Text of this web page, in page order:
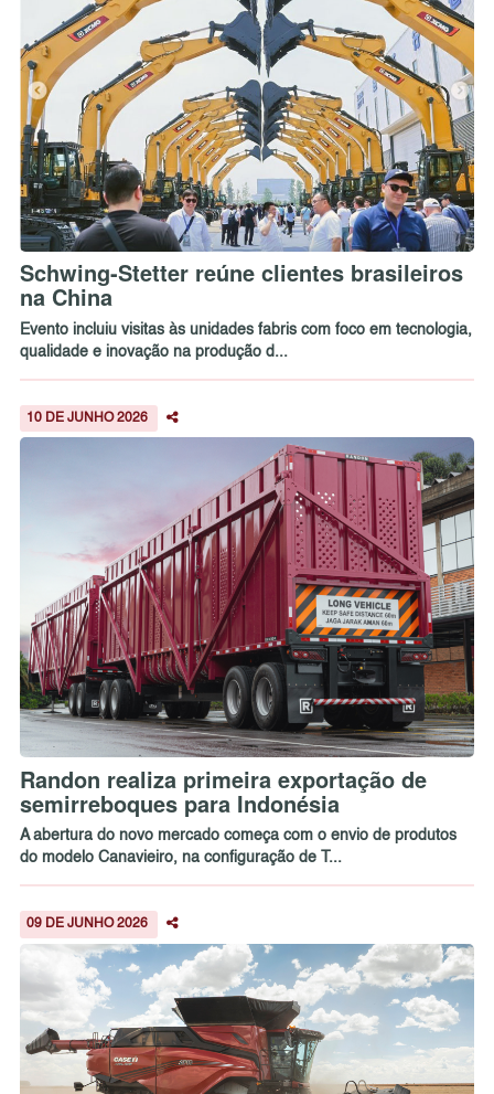
Schwing-Stetter reúne clientes brasileiros
na China
Evento incluiu visitas às unidades fabris com foco em tecnologia,
qualidade e inovação na produção d...
10 DE JUNHO 2026
Randon realiza primeira exportação de
semirreboques para Indonésia
A abertura do novo mercado começa com o envio de produtos
do modelo Canavieiro, na configuração de T...
09 DE JUNHO 2026